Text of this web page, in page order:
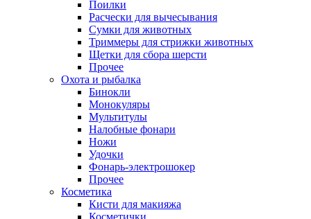
Поилки
Расчески для вычесывания
Сумки для животных
Триммеры для стрижки животных
Щетки для сбора шерсти
Прочее
Охота и рыбалка
Бинокли
Монокуляры
Мультитулы
Налобные фонари
Ножи
Удочки
Фонарь-электрошокер
Прочее
Косметика
Кисти для макияжа
Косметички